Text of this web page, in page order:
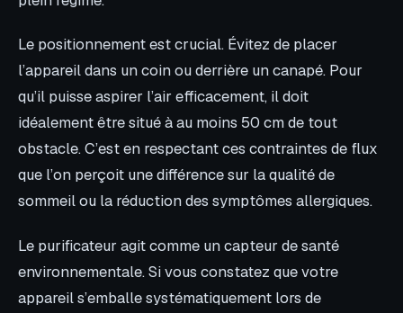
Le positionnement est crucial. Évitez de placer
l’appareil dans un coin ou derrière un canapé. Pour
qu’il puisse aspirer l’air efficacement, il doit
idéalement être situé à au moins 50 cm de tout
obstacle. C’est en respectant ces contraintes de flux
que l’on perçoit une différence sur la qualité de
sommeil ou la réduction des symptômes allergiques.
Le purificateur agit comme un capteur de santé
environnementale. Si vous constatez que votre
appareil s’emballe systématiquement lors de